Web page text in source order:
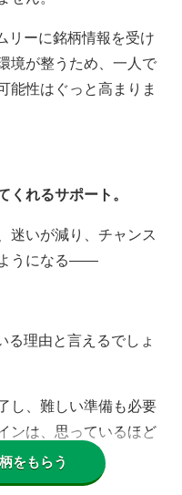
リーに銘柄情報を受け
境が整うため、一人で
能性はぐっと高まりま
くれるサポート。
迷いが減り、チャンス
ようになる——
る理由と言えるでしょ
し、難しい準備も必要
ンは、思っているほど
をもらう